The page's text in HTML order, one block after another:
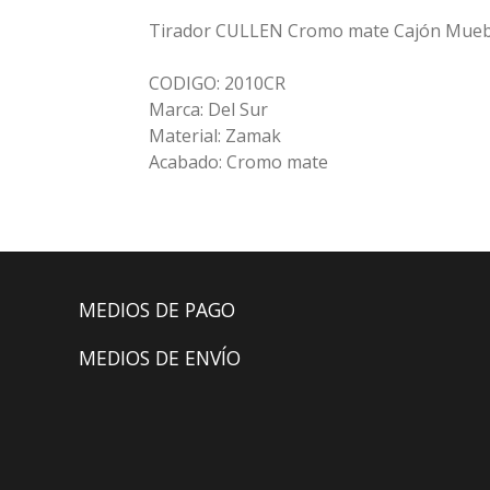
Tirador CULLEN Cromo mate Cajón
CODIGO: 2010CR
Marca: Del Sur
Material: Zamak
Acabado: Cromo mate
MEDIOS DE PAGO
MEDIOS DE ENVÍO